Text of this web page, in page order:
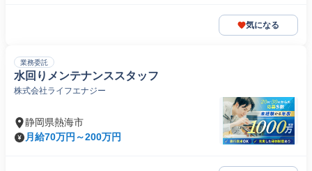
気になる
業務委託
水回りメンテナンススタッフ
株式会社ライフエナジー
静岡県熱海市
月給70万円～200万円